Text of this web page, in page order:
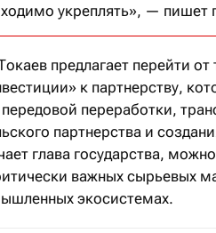
укреплять», — пишет
предлагает перейти
к партнерству,
передовой переработки,
партнерства и
глава государства,
важных сырьевых
экосистемах.